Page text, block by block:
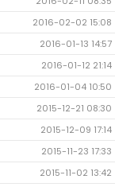
2016-02-02 15:08
2016-01-13 14:57
2016-01-12 21:14
2016-01-04 10:50
2015-12-21 08:30
2015-12-09 17:14
2015-11-23 17:33
2015-11-02 13:42